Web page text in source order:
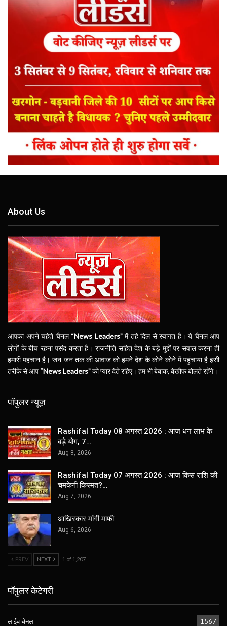
About Us
आपका अपने चहेते चैनल “News Leaders”में तहे दिल से स्वागत है। ये चैनल आप
लोगों के बीच रहना पसंद करता है। राजनीति सहित देश के बड़े मुद्दों पर सवाल करना ही
हमारी पहचान है। जन-जन तक की आवाज को हमने देश के कोने-कोने में पहुंचाया है इसी
तरीके से आप “News Leaders”को प्यार देते रहिए। हम भी बेबाक, बेखौफ बोलते रहेंगे।
पॉपुलर न्यूज़
Rashifal Today 08 अगस्त 2026 : आज धन लाभ के
बड़े योग, 7…
Aug 8, 2026
Rashifal Today 07 अगस्त 2026 : आज किस राशि की
चमकेगी किस्मत?…
Aug 7, 2026
आखिरकार मांगी माफी
Aug 6, 2026
PREV NEXT 1 of 1,207
पॉपुलर केटेगरी
लाईव चेनल 1567